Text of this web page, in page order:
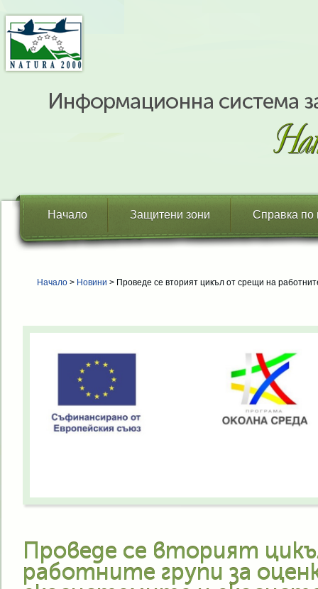
Начало Защитени зони Справка по
Начало > Новини > Проведе се вторият цикъл от срещи на
Проведе се вторият
работните групи за